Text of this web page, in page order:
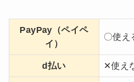
PayPay（ペイペ
イ）
〇使え
d払い ✕使え